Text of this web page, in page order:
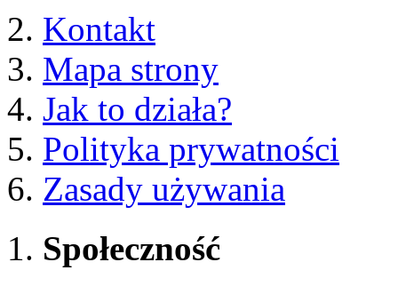
Kontakt
Mapa strony
Jak to działa?
Polityka prywatności
Zasady używania
Społeczność